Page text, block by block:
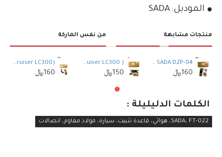
الموديل: SADA
منتجات مشابهة من نفس الماركة
SADA DZP-04 (لاند كروزر LC300) - حامل هوائي السيارة في الموضع العلوي الأيسر
160﷼
SADA DZP-05 ( Land Cruiser LC300 ) حامل هوائي السيارة السفلي الأيسر
150﷼
SADA DZP-07 (Land Cruiser LC300) حامل هوائي السيارة العلوي الأيمن
160﷼
الكلمات الدليليلة :
SADA، FT-022، هوائي، قاعدة تثبيت، سيارة، فولاذ مقاوم، اتصالات